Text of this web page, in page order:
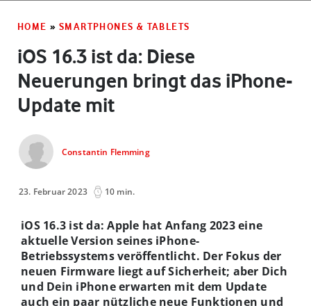
HOME » SMARTPHONES & TABLETS
iOS 16.3 ist da: Diese
Neuerungen bringt das iPhone-
Update mit
Constantin Flemming
23. Februar 2023 10 min.
iOS 16.3 ist da: Apple hat Anfang 2023 eine
aktuelle Version seines iPhone-
Betriebssystems veröffentlicht. Der Fokus der
neuen Firmware liegt auf Sicherheit; aber Dich
und Dein iPhone erwarten mit dem Update
auch ein paar nützliche neue Funktionen und